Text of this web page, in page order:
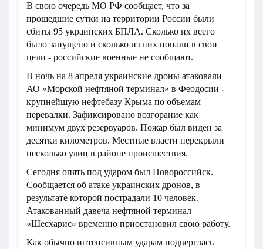
В свою очередь МО РФ сообщает, что за
прошедшие сутки на территории России были
сбиты 95 украинских БПЛА. Сколько их всего
было запущено и сколько из них попали в свои
цели - российские военные не сообщают.
В ночь на 8 апреля украинские дроны атаковали
АО «Морской нефтяной терминал» в Феодосии -
крупнейшую нефтебазу Крыма по объемам
перевалки. Зафиксировано возгорание как
минимум двух резервуаров. Пожар был виден за
десятки километров. Местные власти перекрыли
несколько улиц в районе происшествия.
Сегодня опять под ударом был Новороссийск.
Сообщается об атаке украинских дронов, в
результате которой пострадали 10 человек.
Атакованный давеча нефтяной терминал
«Шесхарис» временно приостановил свою работу.
Как обычно интенсивным ударам подверглась